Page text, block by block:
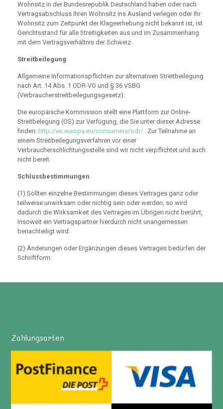
Wohnsitz in der Bundesrepublik Deutschland haben oder nach
Vertragsabschluss Ihren Wohnsitz ins Ausland verlegen oder Ihr
Wohnsitz zum Zeitpunkt der Klageerhebung nicht bekannt ist, ist
Gerichtsstand für alle Streitigkeiten aus und im Zusammenhang
mit dem Vertragsverhältnis der Schweiz.
Streitbeilegung
Allgemeine Informationspflichten zur alternativen Streitbeilegung
nach Art. 14 Abs. 1 ODR-VO und § 36 VSBG
(Verbraucherstreitbeilegungsgesetz):
Die europäische Kommission stellt eine Plattform zur Online-
Streitbelegung (OS) zur Verfügung, die Sie unter dieser Adresse
finden: http://ec.europa.eu/consumers/odr/ . Zur Teilnahme an
einem Streitbeilegungsverfahren vor einer
Verbraucherschlichtungsstelle sind wir nicht verpflichtet und auch
nicht bereit.
Schlussbestimmungen
(1) Sollten einzelne Bestimmungen dieses Vertrages ganz oder
teilweise unwirksam oder nichtig sein oder werden, so wird
dadurch die Wirksamkeit des Vertrages im Übrigen nicht berührt,
insoweit ein Vertragspartner hierdurch nicht unangemessen
benachteiligt wird.
(2) Änderungen oder Ergänzungen dieses Vertrages bedürfen der
Schriftform.
Zahlungsarten